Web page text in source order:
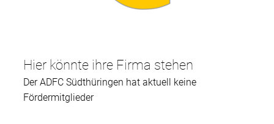
Hier könnte ihre Firma stehen
Der ADFC Südthüringen hat aktuell keine
Fördermitglieder